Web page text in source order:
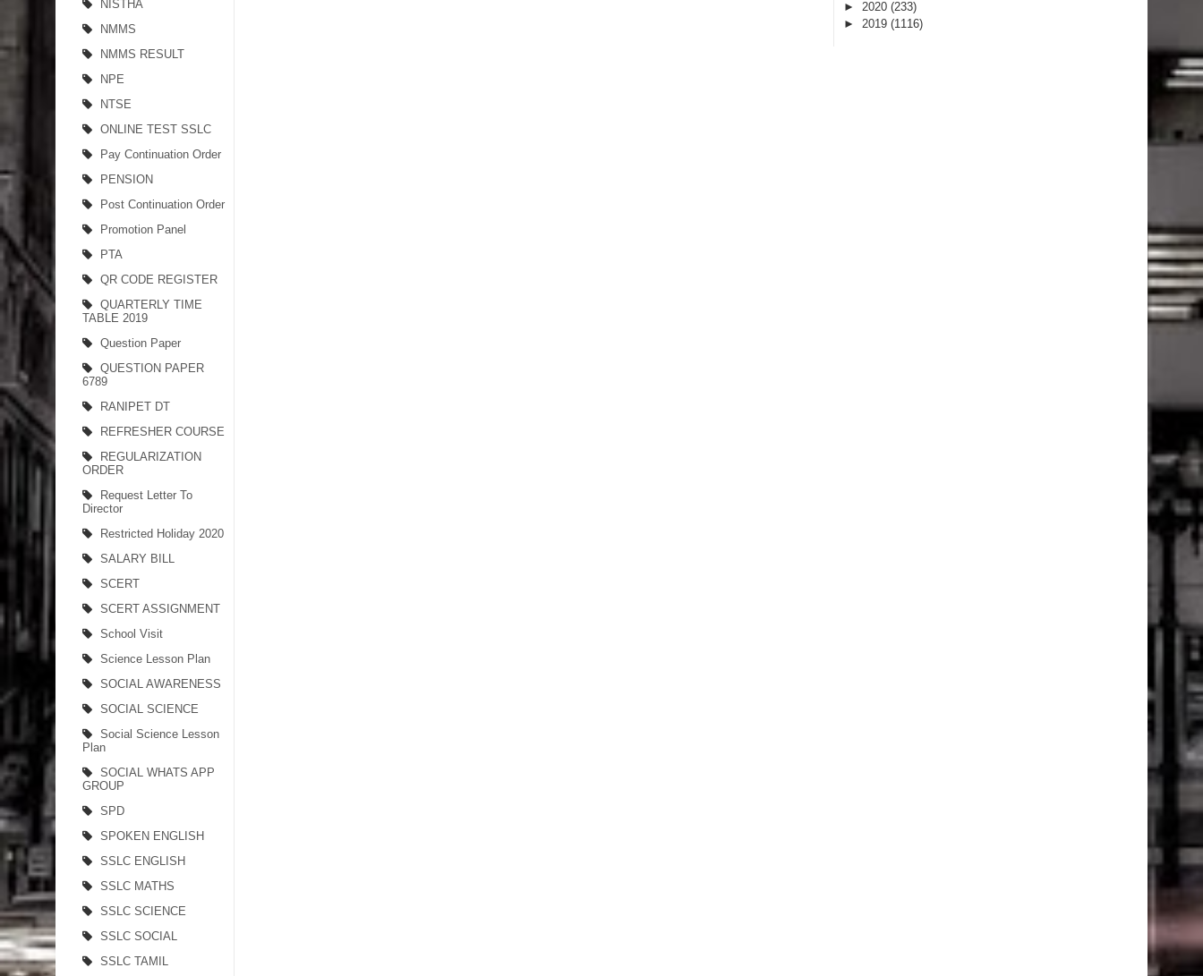
NISTHA
NMMS
NMMS RESULT
NPE
NTSE
ONLINE TEST SSLC
Pay Continuation Order
PENSION
Post Continuation Order
Promotion Panel
PTA
QR CODE REGISTER
QUARTERLY TIME
TABLE 2019
Question Paper
QUESTION PAPER
6789
RANIPET DT
REFRESHER COURSE
REGULARIZATION
ORDER
Request Letter To
Director
Restricted Holiday 2020
SALARY BILL
SCERT
SCERT ASSIGNMENT
School Visit
Science Lesson Plan
SOCIAL AWARENESS
SOCIAL SCIENCE
Social Science Lesson
Plan
SOCIAL WHATS APP
GROUP
SPD
SPOKEN ENGLISH
SSLC ENGLISH
SSLC MATHS
SSLC SCIENCE
SSLC SOCIAL
SSLC TAMIL
► 2020 (233)
► 2019 (1116)